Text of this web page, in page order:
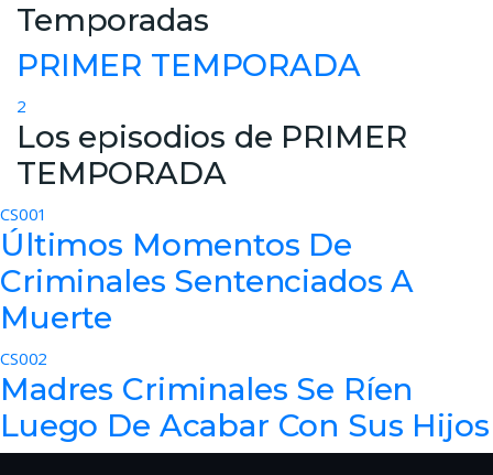
Temporadas
PRIMER TEMPORADA
2
Los episodios de PRIMER
TEMPORADA
CS001
Últimos Momentos De
Criminales Sentenciados A
Muerte
CS002
Madres Criminales Se Ríen
Luego De Acabar Con Sus Hijos